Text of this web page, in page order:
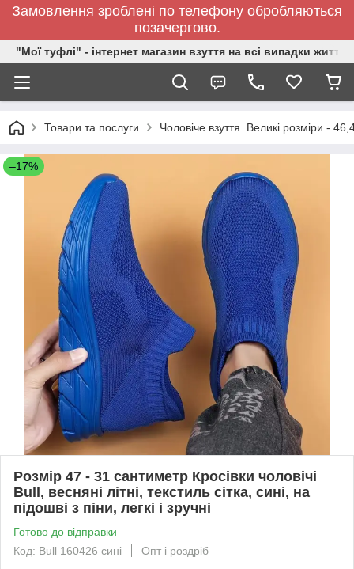
Замовлення зроблені по телефону обробляються
позачергово.
"Мої туфлі" - інтернет магазин взуття на всі випадки життя.
Товари та послуги Чоловіче взуття. Великі розміри -
–17%
Розмір 47 - 31 сантиметр Кросівки чоловічі
Bull, весняні літні, текстиль сітка, сині, на
підошві з піни, легкі і зручні
Готово до відправки
Код: Bull 160426 сині
Опт і роздріб